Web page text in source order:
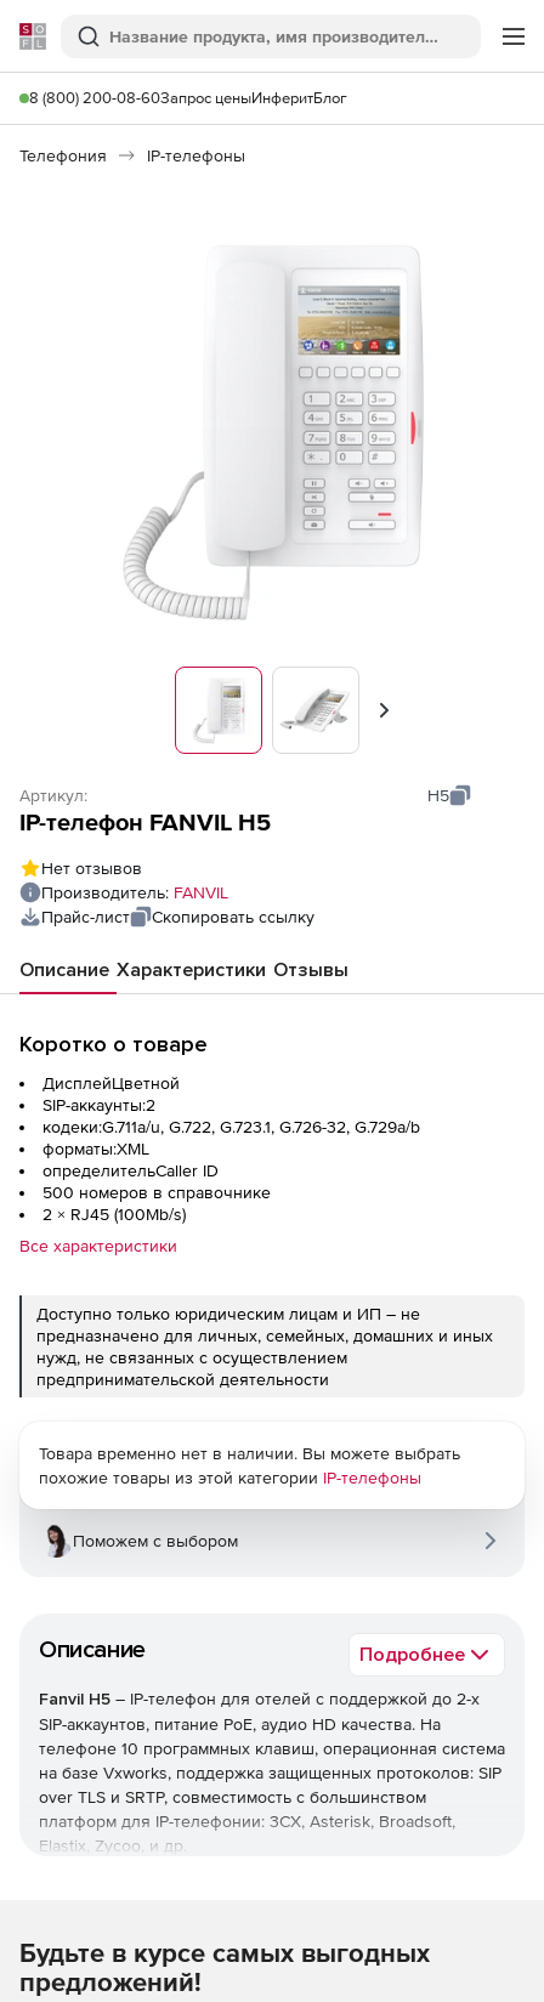
Softline
Поиск
8 (800) 200-08-60Запрос ценыИнферитБлог
Телефония IP-телефоны
Вперед
Артикул: H5
IP-телефон FANVIL H5
Нет отзывов
Производитель: FANVIL
Прайс-лист
Скопировать ссылку
Описание Характеристики Отзывы
Коротко о товаре
ДисплейЦветной
SIP-аккаунты:2
кодеки:G.711a/u, G.722, G.723.1, G.726-32, G.729a/b
форматы:XML
определительCaller ID
500 номеров в справочнике
2 × RJ45 (100Mb/s)
Все характеристики
Доступно только юридическим лицам и ИП – не
предназначено для личных, семейных, домашних и иных
нужд, не связанных с осуществлением
предпринимательской деятельности
Описание Подробнее
Fanvil H5 – IP-телефон для отелей с поддержкой до 2-х
SIP-аккаунтов, питание PoE, аудио HD качества. На
телефоне 10 программных клавиш, операционная система
на базе Vxworks, поддержка защищенных протоколов: SIP
over TLS и SRTP, совместимость с большинством
платформ для IP-телефонии: 3CX, Asterisk, Broadsoft,
Elastix, Zycoo, и др.
международным стандартам CE/FCC. IP-телефон Fanvil H5
может быть установлен на стол или смонтирован на
Товара временно нет в наличии. Вы можете выбрать
похожие товары из этой категории IP-телефоны
Поможем с выбором
Будьте в курсе самых выгодных
предложений!